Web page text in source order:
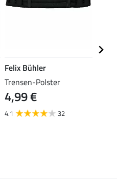
Felix Bühler
Trensen-Polster
4,99 €
4.1 32